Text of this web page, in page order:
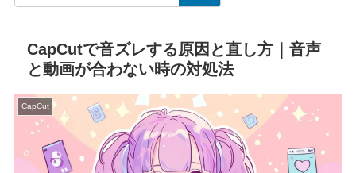
CapCutで音ズレする原因と直し方｜音声
と動画が合わない時の対処法
CapCut